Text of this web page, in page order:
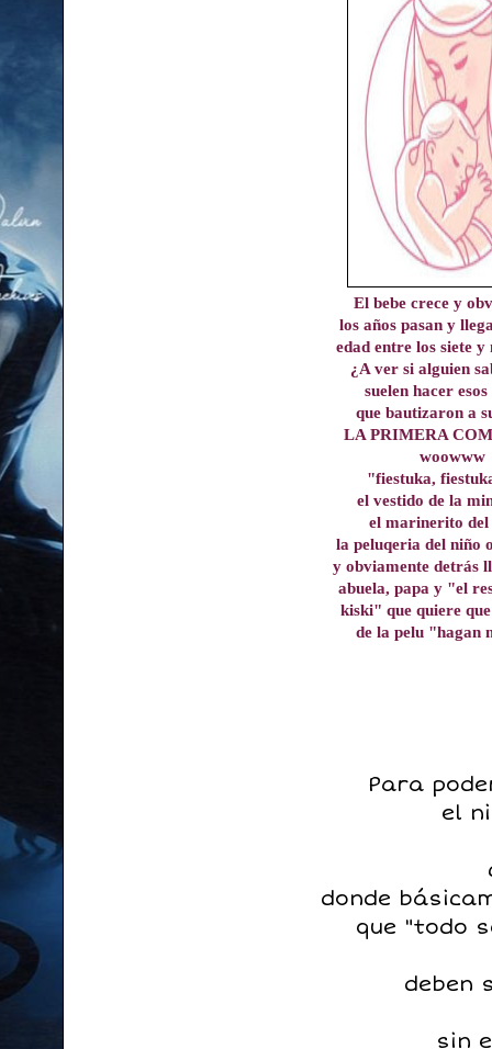
El bebe crece y
los años pasan y
edad entre los siete y
¿A ver si alguien
suelen hacer
que bautizaron a
LA PRIMERA
woowww
"fiestuka,
el vestido de la
el marinerito del
la peluqeria del niño
y obviamente detrás
abuela, papa y "el
kiski" que quiere
de la pelu "hagan
Para
el
donde
que "todo
deben
sin